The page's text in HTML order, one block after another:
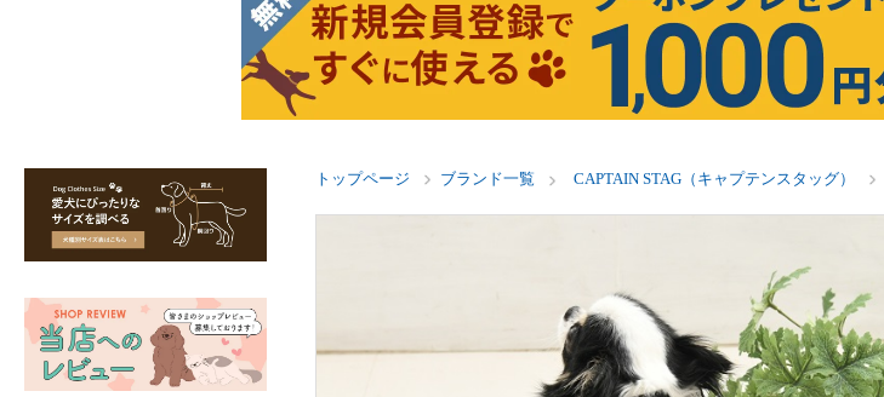
トップページ ブランド一覧 CAPTAIN STAG（キャプテンスタッグ）